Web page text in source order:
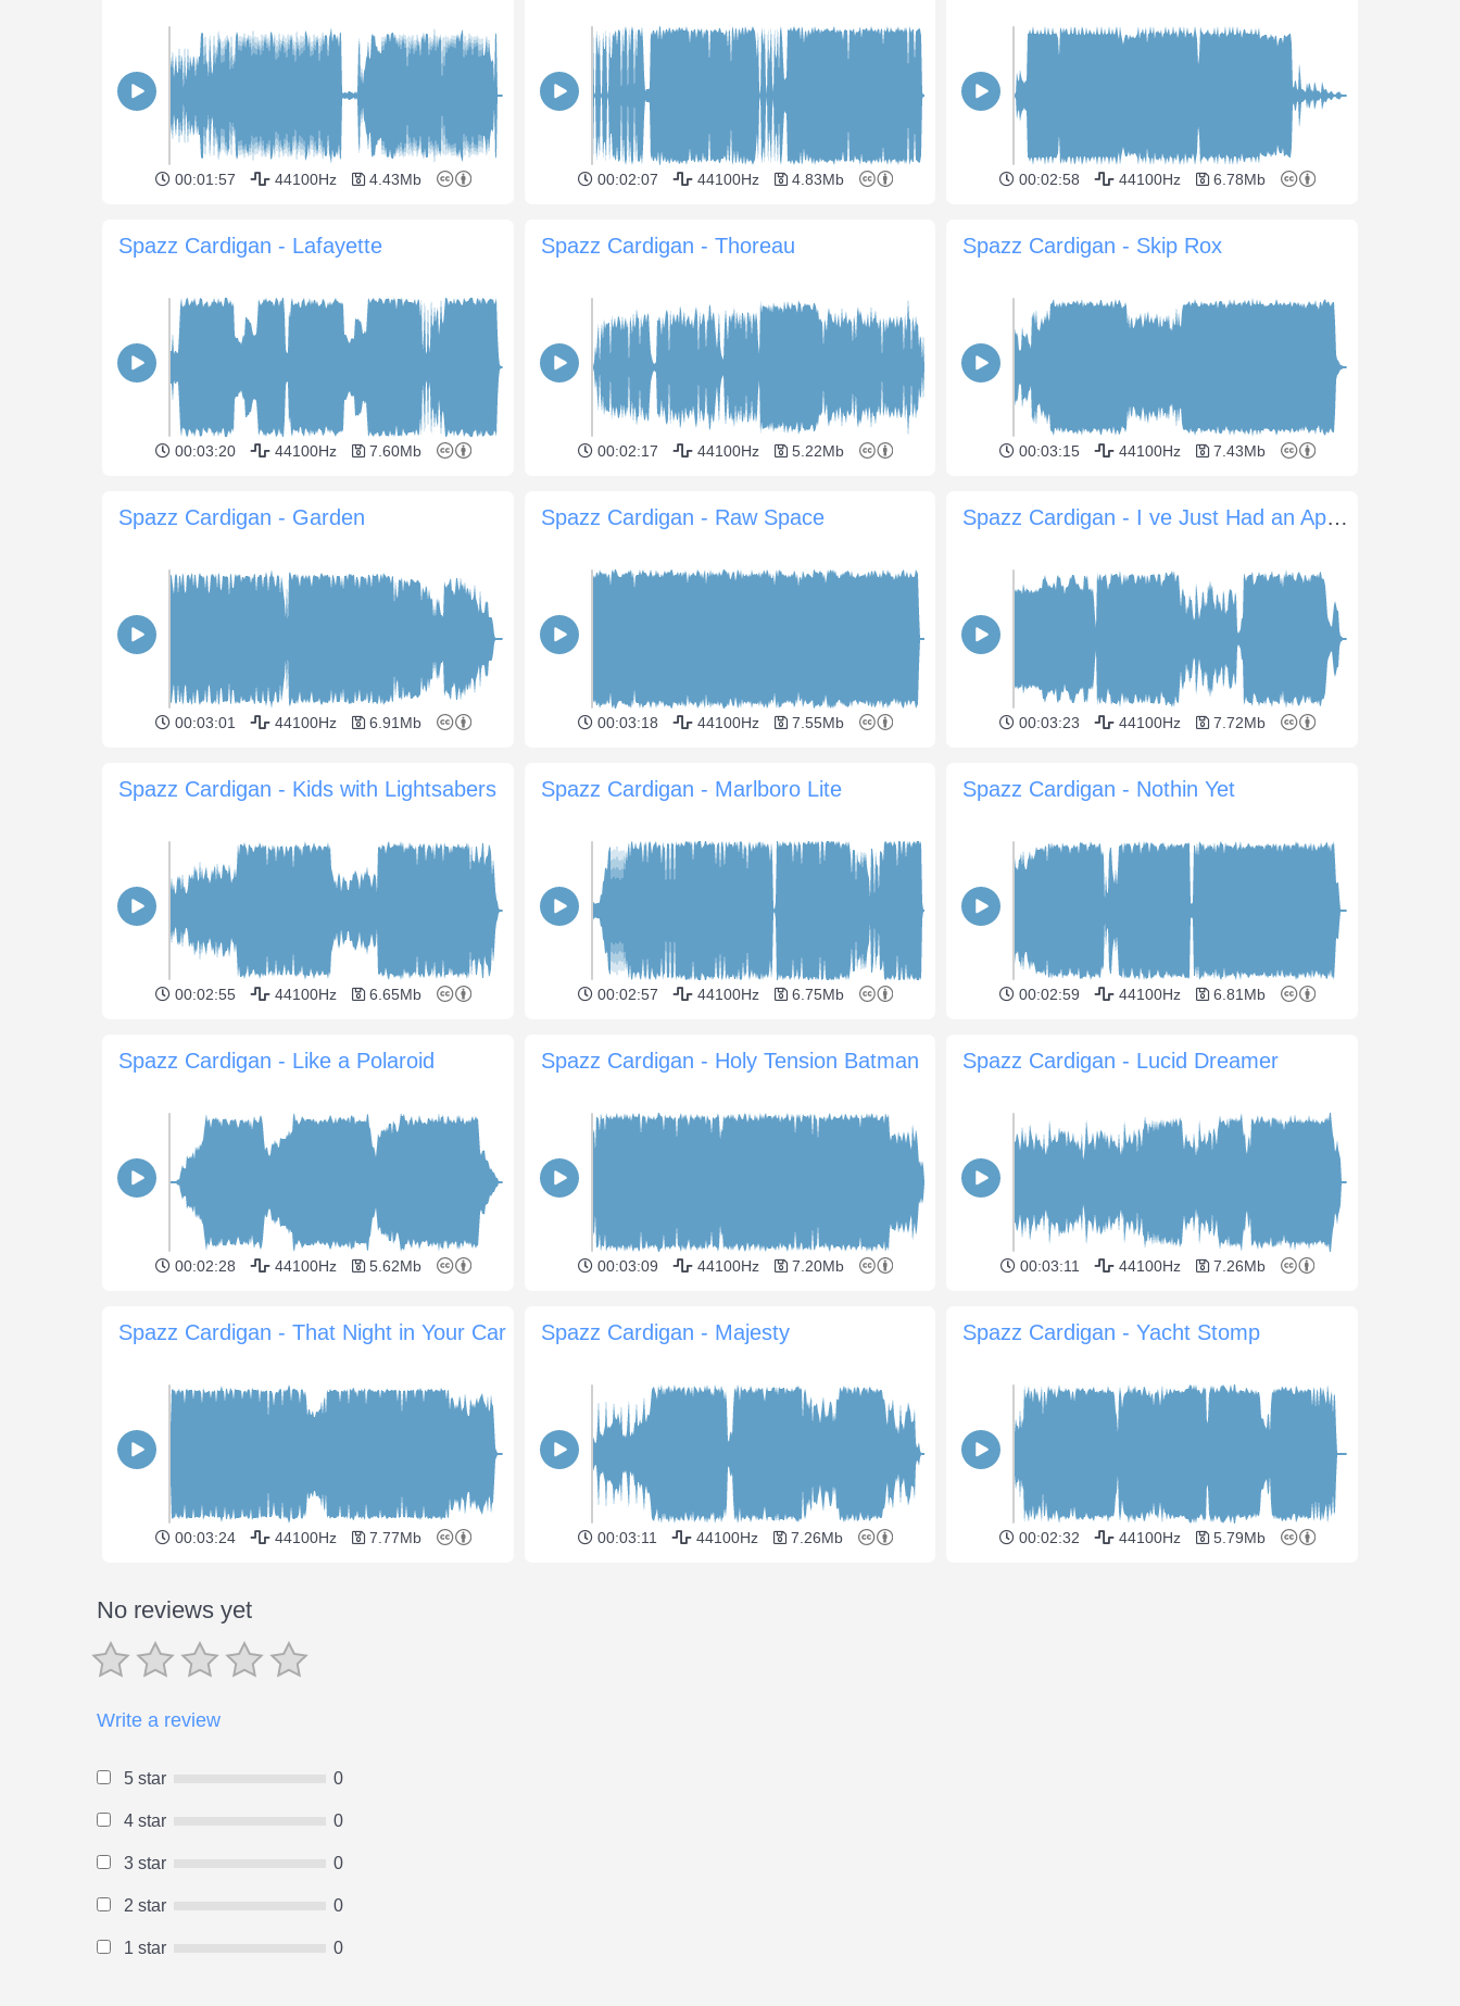
00:01:57 44100Hz 4.43Mb 00:02:07 44100Hz 4.83Mb 00:02:58 44100Hz 6.78Mb
Spazz Cardigan - Lafayette
00:03:20 44100Hz 7.60Mb
Spazz Cardigan - Thoreau
00:02:17 44100Hz 5.22Mb
Spazz Cardigan - Skip Rox
00:03:15 44100Hz 7.43Mb
Spazz Cardigan - Garden
00:03:01 44100Hz 6.91Mb
Spazz Cardigan - Raw Space
00:03:18 44100Hz 7.55Mb
Spazz Cardigan - I ve Just Had an Apostrophe
00:03:23 44100Hz 7.72Mb
Spazz Cardigan - Kids with Lightsabers
00:02:55 44100Hz 6.65Mb
Spazz Cardigan - Marlboro Lite
00:02:57 44100Hz 6.75Mb
Spazz Cardigan - Nothin Yet
00:02:59 44100Hz 6.81Mb
Spazz Cardigan - Like a Polaroid
00:02:28 44100Hz 5.62Mb
Spazz Cardigan - Holy Tension Batman
00:03:09 44100Hz 7.20Mb
Spazz Cardigan - Lucid Dreamer
00:03:11 44100Hz 7.26Mb
Spazz Cardigan - That Night in Your Car
00:03:24 44100Hz 7.77Mb
Spazz Cardigan - Majesty
00:03:11 44100Hz 7.26Mb
Spazz Cardigan - Yacht Stomp
00:02:32 44100Hz 5.79Mb
No reviews yet
Write a review
5 star 0
4 star 0
3 star 0
2 star 0
1 star 0